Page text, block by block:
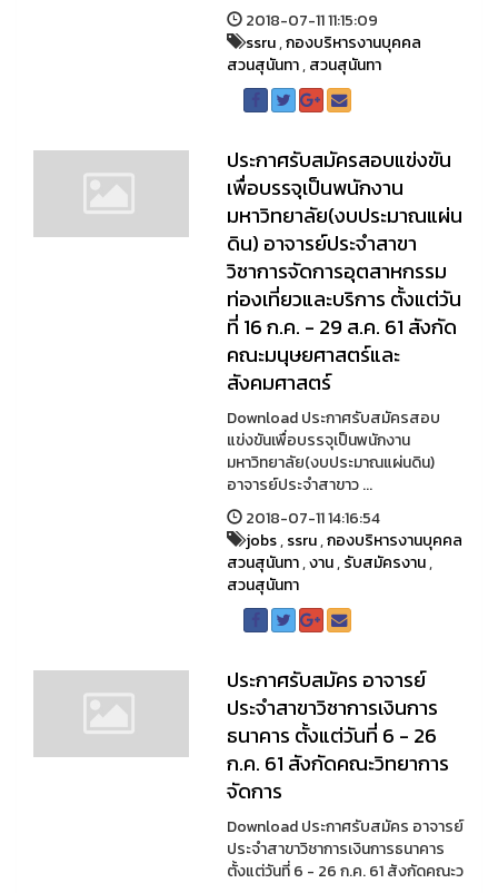
2018-07-11 11:15:09
ssru,กองบริหารงานบุคคล
สวนสุนันทา,สวนสุนันทา
ประกาศรับสมัครสอบแข่งขัน
เพื่อบรรจุเป็นพนักงาน
มหาวิทยาลัย(งบประมาณแผ่น
ดิน) อาจารย์ประจำสาขา
วิชาการจัดการอุตสาหกรรม
ท่องเที่ยวและบริการ ตั้งแต่วัน
ที่ 16 ก.ค. - 29 ส.ค. 61 สังกัด
คณะมนุษยศาสตร์และ
สังคมศาสตร์
Download ประกาศรับสมัครสอบ
แข่งขันเพื่อบรรจุเป็นพนักงาน
มหาวิทยาลัย(งบประมาณแผ่นดิน)
อาจารย์ประจำสาขาว ...
2018-07-11 14:16:54
jobs,ssru,กองบริหารงานบุคคล
สวนสุนันทา,งาน,รับสมัครงาน,
สวนสุนันทา
ประกาศรับสมัคร อาจารย์
ประจำสาขาวิชาการเงินการ
ธนาคาร ตั้งแต่วันที่ 6 - 26
ก.ค. 61 สังกัดคณะวิทยาการ
จัดการ
Download ประกาศรับสมัคร อาจารย์
ประจำสาขาวิชาการเงินการธนาคาร
ตั้งแต่วันที่ 6 - 26 ก.ค. 61 สังกัดคณะว